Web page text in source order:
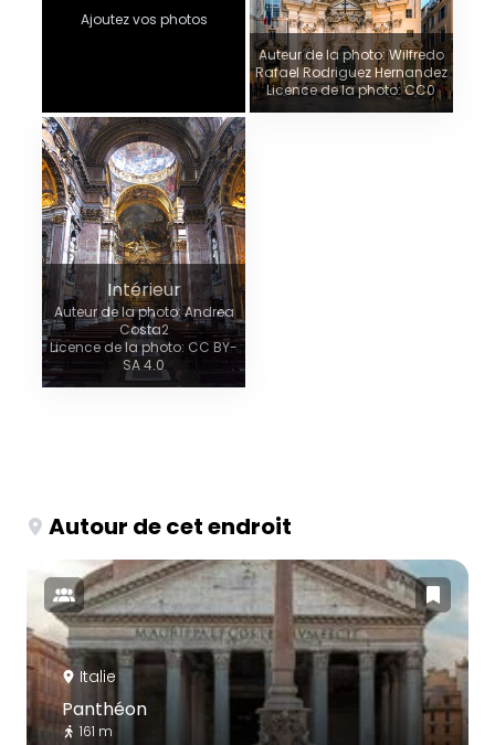
Ajoutez vos photos
Auteur de la photo: Wilfredo
Rafael Rodriguez Hernandez
Licence de la photo: CC0
Intérieur
Auteur de la photo: Andrea
Costa2
Licence de la photo: CC BY-
SA 4.0
Autour de cet endroit
Italie
Panthéon
161 m